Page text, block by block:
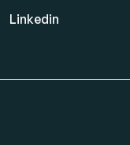
Linkedin